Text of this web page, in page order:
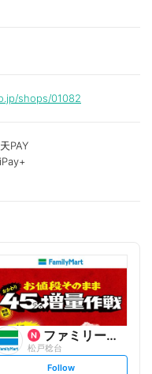
shops/01082
PAY
ファミリーマート
松戸稔台
s
Follow